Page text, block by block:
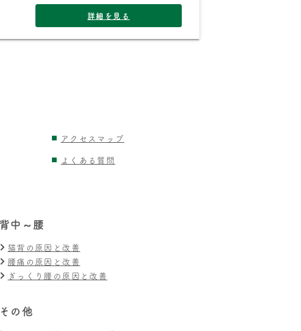
詳細を見る
アクセスマップ
よくある質問
背中～腰
猫背の原因と改善
腰痛の原因と改善
ぎっくり腰の原因と改善
その他